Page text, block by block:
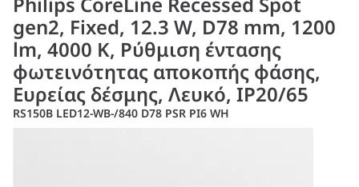
gen2, Fixed, 12.3 W, D78 mm, 1200
lm, 4000 K, Ρύθμιση έντασης
φωτεινότητας αποκοπής φάσης,
Ευρείας δέσμης, Λευκό, IP20/65
RS150B LED12-WB-/840 D78 PSR PI6 WH